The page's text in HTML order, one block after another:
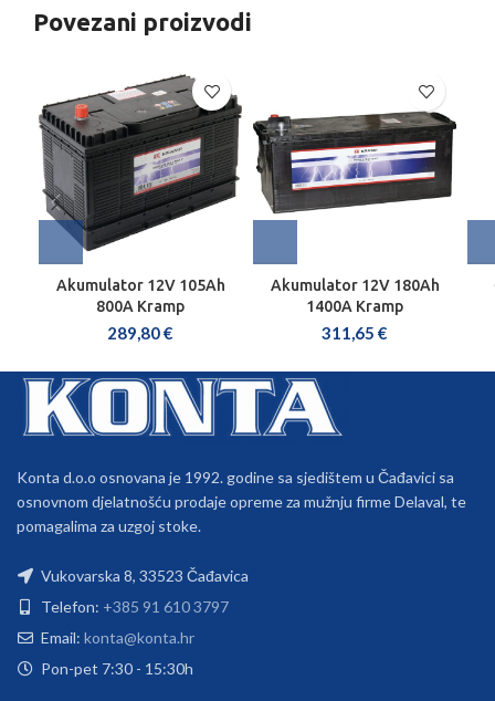
Povezani proizvodi
Akumulator 12V 105Ah
800A Kramp
289,80€
Akumulator 12V 180Ah
1400A Kramp
311,65 €
Konta d.o.o osnovana je 1992. godine sa sjedištem u Čađavici sa
osnovnom djelatnošću prodaje opreme za mužnju firme Delaval, te
pomagalima za uzgoj stoke.
Vukovarska 8, 33523 Čađavica
Telefon: +385 91 610 3797
Email: konta@konta.hr
Pon-pet 7:30 - 15:30h